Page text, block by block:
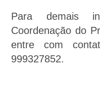
Para demais
Coordenação do
entre com
999327852.